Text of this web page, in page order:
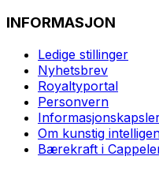
INFORMASJON
Ledige stillinger
Nyhetsbrev
Royaltyportal
Personvern
Om kunstig
Bærekraft i